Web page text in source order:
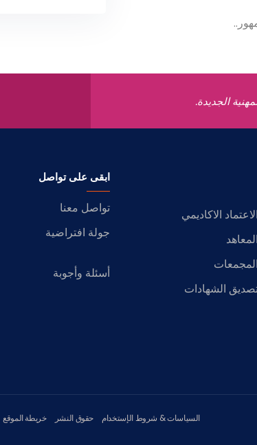
الجديدة.
الاعتماد الاكاديمي
المعاهد
المجمعات
الشهادات
ابقى على تواصل
تواصل معنا
جولة افتراضية
أسئلة وأجوبة
السياسات & شروط الإستخدام حقوق النشر خريطة الموقع